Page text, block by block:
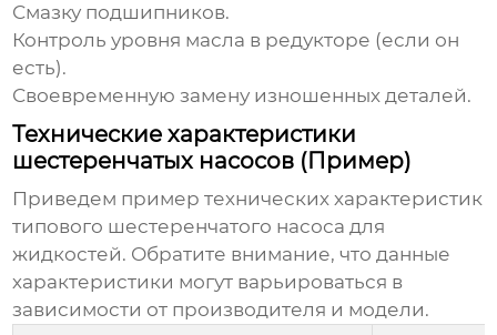
Смазку подшипников.
Контроль уровня масла в редукторе (если он
есть).
Своевременную замену изношенных деталей.
Технические характеристики
шестеренчатых насосов (Пример)
Приведем пример технических характеристик
типового шестеренчатого насоса для
жидкостей. Обратите внимание, что данные
характеристики могут варьироваться в
зависимости от производителя и модели.